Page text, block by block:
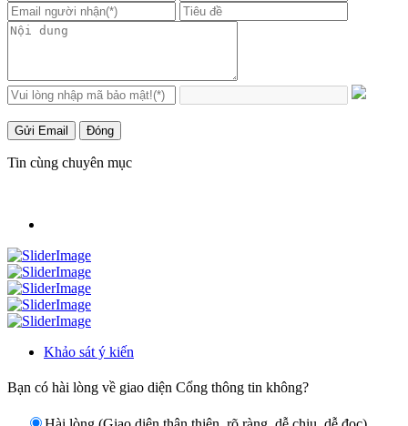
Gửi Email Đóng
Tin cùng chuyên mục
Khảo sát ý kiến
Bạn có hài lòng về giao diện Cổng thông tin không?